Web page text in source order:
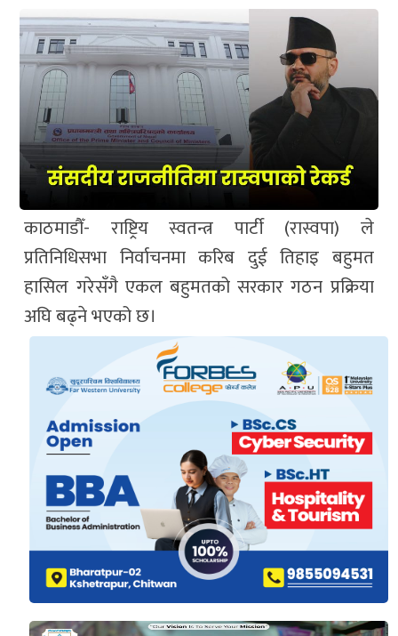
युनिकोड
काठमाडौँ- राष्ट्रिय स्वतन्त्र पार्टी(रास्वपा) ले
प्रतिनिधिसभा निर्वाचनमा करिब दुई तिहाइ बहुमत
हासिल गरेसँगै एकल बहुमतको सरकार गठन प्रक्रिया
अघि बढ्ने भएको छ।